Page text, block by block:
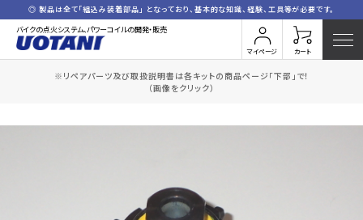
バイクの点火システム、パワーコイルの開発・販売
マイページ カート
◎ 製品は全て「組込み装着部品」 となっており、基本的な知識、経験、工具等が必要です。
※リペアパーツ及び取扱説明書は各キットの商品ページ「下部」で！
（画像をクリック）
全商品一覧 タイミングロータ(4E)